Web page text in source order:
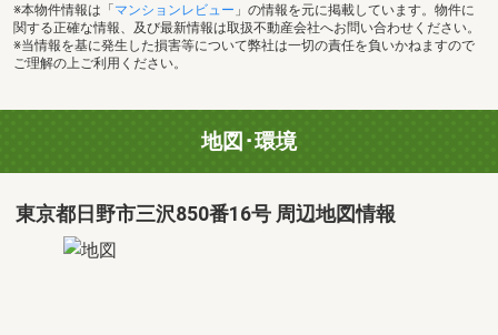
※本物件情報は「 マンションレビュー 」の情報を元に掲載しています。物件に
関する正確な情報、及び最新情報は取扱不動産会社へお問い合わせください。
※当情報を基に発生した損害等について弊社は一切の責任を負いかねますので
ご理解の上ご利用ください。
地図･環境
東京都日野市三沢850番16号 周辺地図情報